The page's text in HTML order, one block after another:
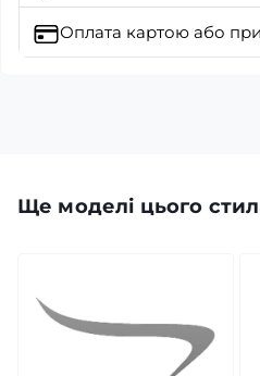
Оплата картою або
Ще моделі цього